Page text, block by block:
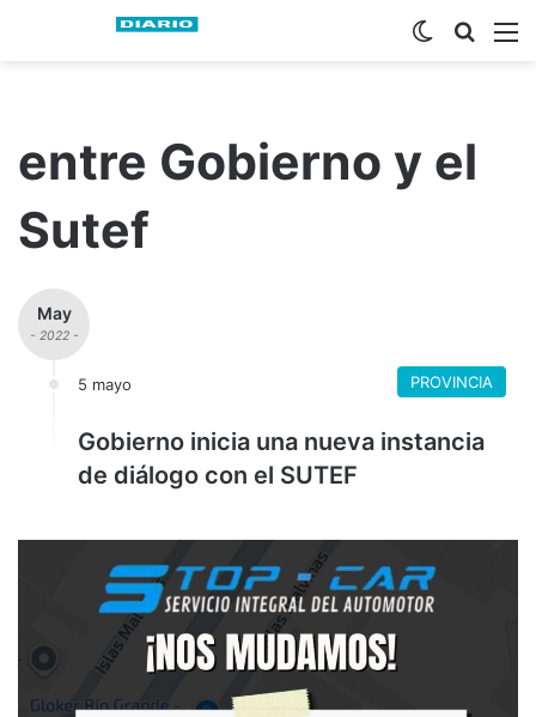
Buscar
Switch skin
entre Gobierno y el
Sutef
May
- 2022 -
5 mayo PROVINCIA
Gobierno inicia una nueva instancia
de diálogo con el SUTEF